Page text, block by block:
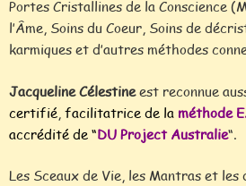
Portes Cristallines de la Conscience
l’Âme, Soins du Coeur, Soins de
karmiques et d’autres méthodes
Jacqueline Célestineest reconnue
certifié facilitatrice de la méthode
accrédité de “DU Project Australie“.
Les Sceaux de Vie, les Mantras et